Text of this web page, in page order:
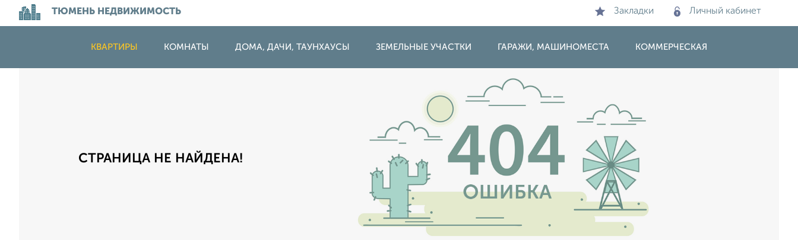
ТЮМЕНЬ НЕДВИЖИМОСТЬ Закладки Личный кабинет
КВАРТИРЫ КОМНАТЫ ДОМА, ДАЧИ, ТАУНХАУСЫ ЗЕМЕЛЬНЫЕ УЧАСТКИ ГАРАЖИ, МАШИНОМЕСТА КОММЕРЧЕСКАЯ
СТРАНИЦА НЕ НАЙДЕНА!